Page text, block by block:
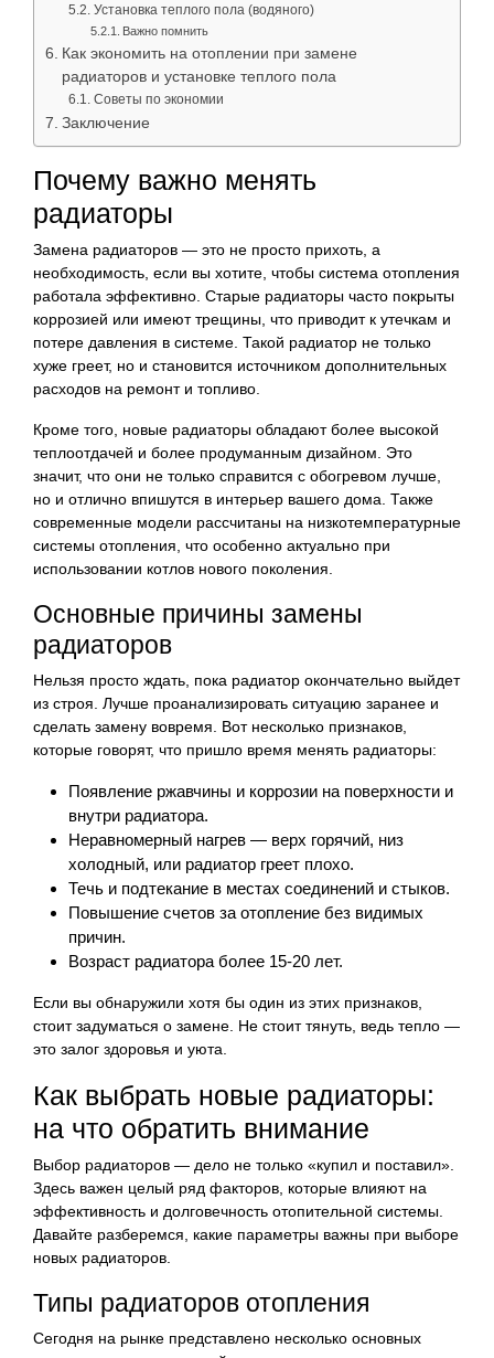
Установка теплого пола (водяного)
Важно помнить
Как экономить на отоплении при замене
радиаторов и установке теплого пола
Советы по экономии
Заключение
Почему важно менять
радиаторы
Замена радиаторов — это не просто прихоть, а
необходимость, если вы хотите, чтобы система отопления
работала эффективно. Старые радиаторы часто покрыты
коррозией или имеют трещины, что приводит к утечкам и
потере давления в системе. Такой радиатор не только
хуже греет, но и становится источником дополнительных
расходов на ремонт и топливо.
Кроме того, новые радиаторы обладают более высокой
теплоотдачей и более продуманным дизайном. Это
значит, что они не только справится с обогревом лучше,
но и отлично впишутся в интерьер вашего дома. Также
современные модели рассчитаны на низкотемпературные
системы отопления, что особенно актуально при
использовании котлов нового поколения.
Основные причины замены
радиаторов
Нельзя просто ждать, пока радиатор окончательно выйдет
из строя. Лучше проанализировать ситуацию заранее и
сделать замену вовремя. Вот несколько признаков,
которые говорят, что пришло время менять радиаторы:
Появление ржавчины и коррозии на поверхности и
внутри радиатора.
Неравномерный нагрев — верх горячий, низ
холодный, или радиатор греет плохо.
Течь и подтекание в местах соединений и стыков.
Повышение счетов за отопление без видимых
причин.
Возраст радиатора более 15-20 лет.
Если вы обнаружили хотя бы один из этих признаков,
стоит задуматься о замене. Не стоит тянуть, ведь тепло —
это залог здоровья и уюта.
Как выбрать новые радиаторы:
на что обратить внимание
Выбор радиаторов — дело не только «купил и поставил».
Здесь важен целый ряд факторов, которые влияют на
эффективность и долговечность отопительной системы.
Давайте разберемся, какие параметры важны при выборе
новых радиаторов.
Типы радиаторов отопления
Сегодня на рынке представлено несколько основных